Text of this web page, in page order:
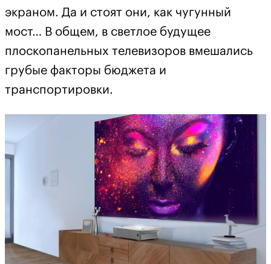
экраном. Да и стоят они, как чугунный
мост… В общем, в светлое будущее
плоскопанельных телевизоров вмешались
грубые факторы бюджета и
транспортировки.